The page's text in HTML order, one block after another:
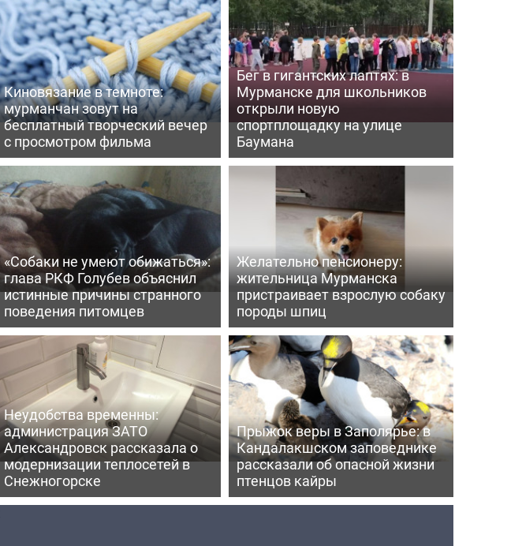
Киновязание в темноте:
мурманчан зовут на
бесплатный творческий вечер
с просмотром фильма
Бег в гигантских лаптях: в
Мурманске для школьников
открыли новую
спортплощадку на улице
Баумана
«Собаки не умеют обижаться»:
глава РКФ Голубев объяснил
истинные причины странного
поведения питомцев
Желательно пенсионеру:
жительница Мурманска
пристраивает взрослую собаку
породы шпиц
Неудобства временны:
администрация ЗАТО
Александровск рассказала о
модернизации теплосетей в
Снежногорске
Прыжок веры в Заполярье: в
Кандалакшском заповеднике
рассказали об опасной жизни
птенцов кайры